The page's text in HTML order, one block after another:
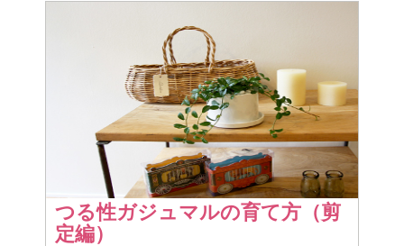
つる性ガジュマルの育て方（剪
定編）